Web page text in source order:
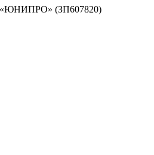
«ЮНИПРО» (ЗП607820)